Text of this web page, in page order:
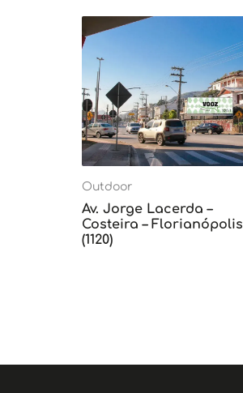
Outdoor
Av. Jorge Lacerda –
Costeira – Florianópolis
(1120)